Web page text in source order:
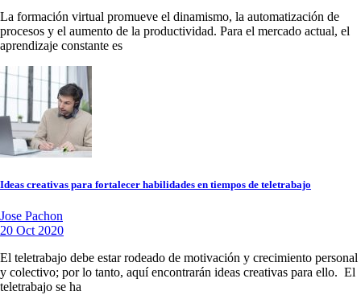
La formación virtual promueve el dinamismo, la automatización de
procesos y el aumento de la productividad. Para el mercado actual, el
aprendizaje constante es
Ideas creativas para fortalecer habilidades en tiempos de teletrabajo
Jose Pachon
20 Oct 2020
El teletrabajo debe estar rodeado de motivación y crecimiento personal
y colectivo; por lo tanto, aquí encontrarán ideas creativas para ello. El
teletrabajo se ha